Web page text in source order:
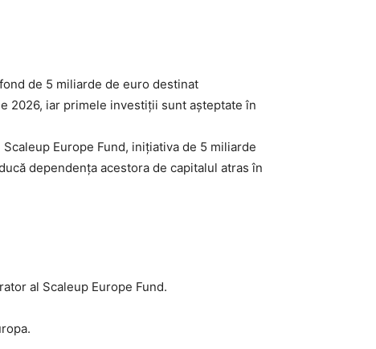
de 5 miliarde de euro destinat
2026, iar primele investiții sunt așteptate în
Europe Fund, inițiativa de 5 miliarde
dependența acestora de capitalul atras în
al Scaleup Europe Fund.